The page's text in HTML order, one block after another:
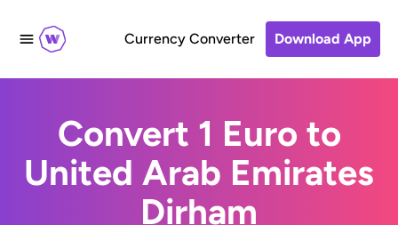
Currency Converter Download App
Convert 1 Euro to
United Arab Emirates
Dirham